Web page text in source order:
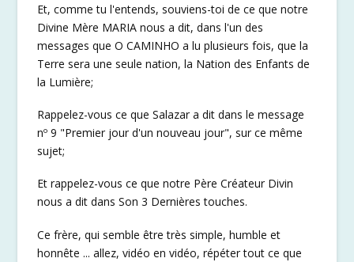
Et, comme tu l'entends, souviens-toi de ce que notre
Divine Mère MARIA nous a dit, dans l'un des
messages que O CAMINHO a lu plusieurs fois, que la
Terre sera une seule nation, la Nation des Enfants de
la Lumière;
Rappelez-vous ce que Salazar a dit dans le message
nº 9 "Premier jour d'un nouveau jour", sur ce même
sujet;
Et rappelez-vous ce que notre Père Créateur Divin
nous a dit dans Son 3 Dernières touches.
Ce frère, qui semble être très simple, humble et
honnête ... allez, vidéo en vidéo, répéter tout ce que